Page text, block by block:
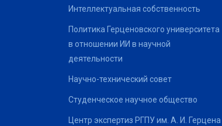
Интеллектуальная собственность
Политика Герценовского университета
в отношении ИИ в научной
деятельности
Научно-технический совет
Студенческое научное общество
Центр экспертиз РГПУ им. А. И. Герцена